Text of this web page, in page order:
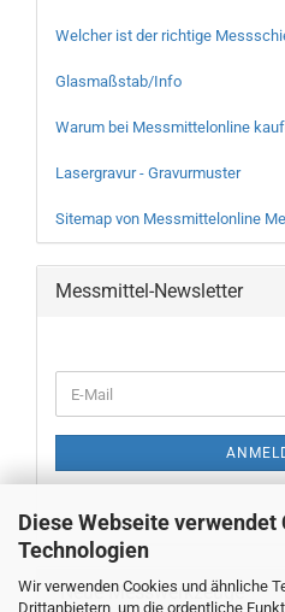
Diese Webseite verwendet
Technologien
Wir verwenden Cookies und ähnliche
Drittanbietern, um die ordentliche
Welcher ist der richtige
Glasmaßstab/Info
Warum bei Messmittelonline
Lasergravur - Gravurmuster
Sitemap von Messmittelonline
Messmittel-Newsletter
ZUR
E-
Mail
Neue Messwerkzeuge